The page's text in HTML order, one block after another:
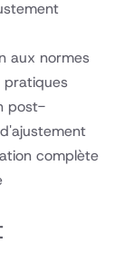
aux normes
pratiques
post-
complète